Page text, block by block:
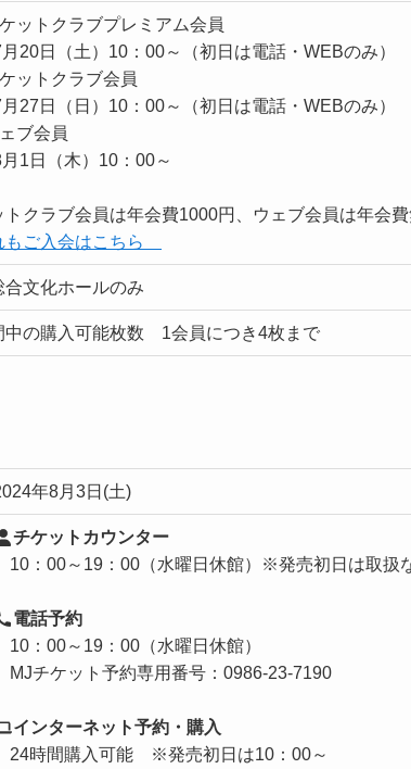
ットクラブプレミアム会員
20日（土）10：00～（初日は電話・WEBのみ）
ットクラブ会員
27日（日）10：00～（初日は電話・WEBのみ）
ブ会員
1日（木）10：00～
クラブ会員は年会費1000円、ウェブ会員は年会
ご入会はこちら
合文化ホールのみ
中の購入可能枚数 1会員につき4枚まで
年8月3日(土)
チケットカウンター
10：00～19：00（水曜日休館）※発売初日は取扱
電話予約
10：00～19：00（水曜日休館）
MJチケット予約専用番号：0986-23-7190
インターネット予約・購入
24時間購入可能 ※発売初日は10：00～